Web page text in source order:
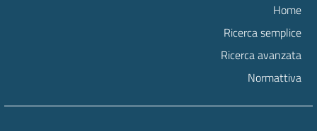
Home
Ricerca semplice
Ricerca avanzata
Normattiva